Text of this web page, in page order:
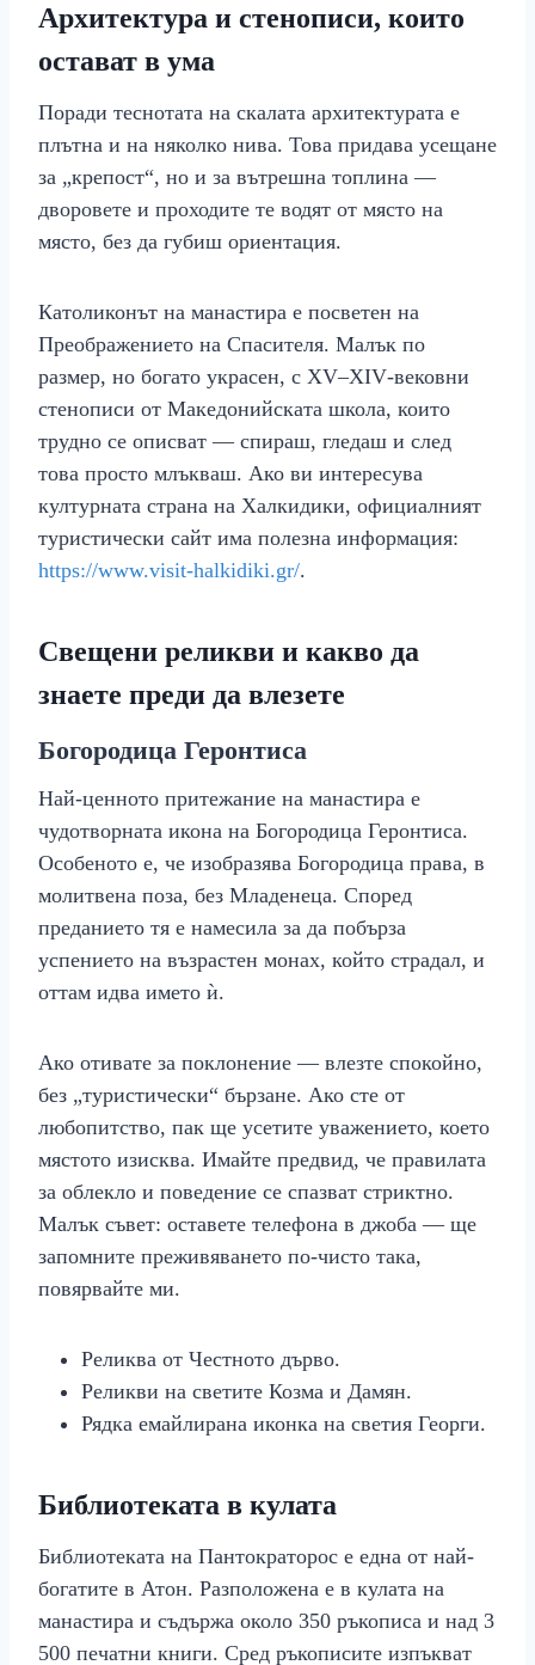
Архитектура и стенописи, които
остават в ума
Поради теснотата на скалата архитектурата е
плътна и на няколко нива. Това придава усещане
за „крепост“, но и за вътрешна топлина —
дворовете и проходите те водят от място на
място, без да губиш ориентация.
Католиконът на манастира е посветен на
Преображението на Спасителя. Малък по
размер, но богато украсен, с XV–XIV‑вековни
стенописи от Македонийската школа, които
трудно се описват — спираш, гледаш и след
това просто млъкваш. Ако ви интересува
културната страна на Халкидики, официалният
туристически сайт има полезна информация:
https://www.visit-halkidiki.gr/.
Свещени реликви и какво да
знаете преди да влезете
Богородица Геронтиса
Най-ценното притежание на манастира е
чудотворната икона на Богородица Геронтиса.
Особеното е, че изобразява Богородица права, в
молитвена поза, без Младенеца. Според
преданието тя е намесила за да побърза
успението на възрастен монах, който страдал, и
оттам идва името ѝ.
Ако отивате за поклонение — влезте спокойно,
без „туристически“ бързане. Ако сте от
любопитство, пак ще усетите уважението, което
мястото изисква. Имайте предвид, че правилата
за облекло и поведение се спазват стриктно.
Малък съвет: оставете телефона в джоба — ще
запомните преживяването по-чисто така,
повярвайте ми.
Реликва от Честното дърво.
Реликви на светите Козма и Дамян.
Рядка емайлирана иконка на светия Георги.
Библиотеката в кулата
Библиотеката на Пантократорос е една от най-
богатите в Атон. Разположена е в кулата на
манастира и съдържа около 350 ръкописа и над 3
500 печатни книги. Сред ръкописите изпъкват